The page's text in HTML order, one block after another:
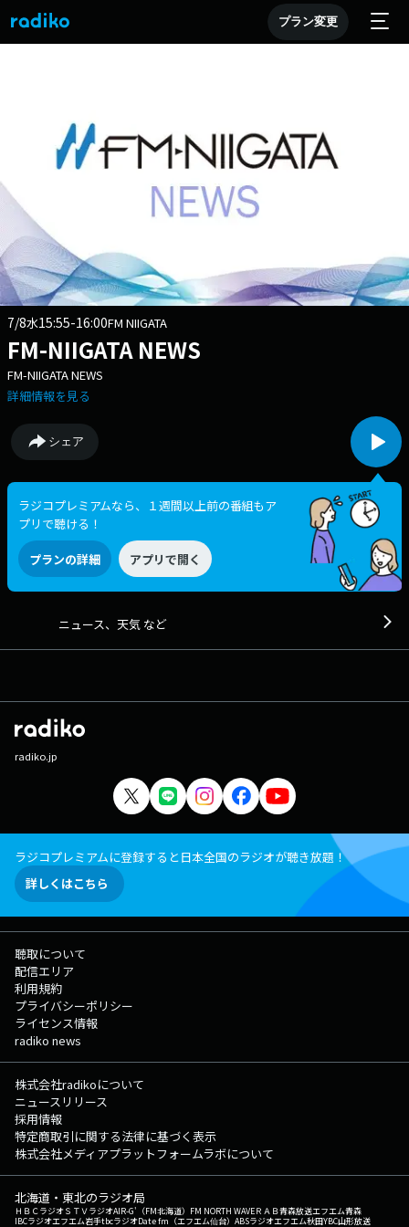
プラン変更
7/8水15:55-16:00FM NIIGATA
FM-NIIGATA NEWS
FM-NIIGATA NEWS
詳細情報を見る
シェア
ラジコプレミアムなら、１週間以上前の番組もア
プリで聴ける！
プランの詳細 アプリで開く
ニュース、天気 など
radiko.jp
ラジコプレミアムに登録すると日本全国のラジオが聴き放題！
詳しくはこちら
聴取について
配信エリア
利用規約
プライバシーポリシー
ライセンス情報
radiko news
株式会社radikoについて
ニュースリリース
採用情報
特定商取引に関する法律に基づく表示
株式会社メディアプラットフォームラボについて
北海道・東北のラジオ局
ＨＢＣラジオＳＴＶラジオAIR-G'（FM北海道） FM NORTH WAVEＲＡＢ青森放送エフエム青森
IBCラジオエフエム岩手tbcラジオDate fm（エフエム仙台） ABSラジオエフエム秋田YBC山形放送